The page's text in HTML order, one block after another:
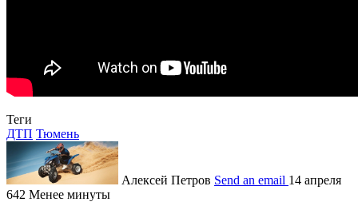
Теги
ДТП Тюмень
Алексей Петров Send an email 14 апреля
642 Менее минуты